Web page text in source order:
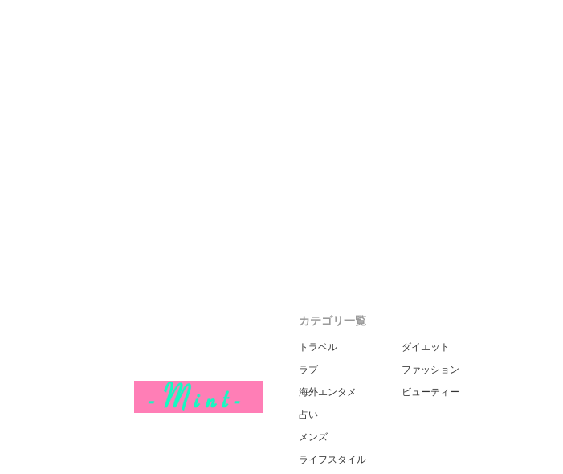
カテゴリ一覧
トラベル
ラブ
海外エンタメ
占い
メンズ
ライフスタイル
ダイエット
ファッション
ビューティー